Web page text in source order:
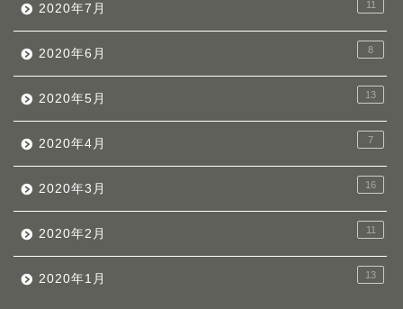
2020年7月 11
2020年6月 8
2020年5月 13
2020年4月 7
2020年3月 16
2020年2月 11
2020年1月 13